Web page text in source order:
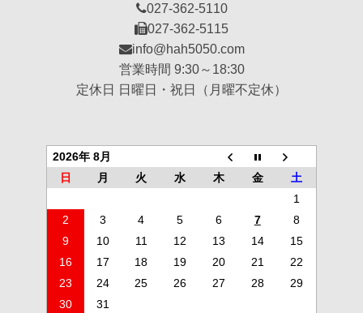
027-362-5110
027-362-5115
info@hah5050.com
営業時間 9:30～18:30
定休日 日曜日・祝日（月曜不定休）
2026年 8月
日
月 火 水 木 金
土
1
2
3 4 5 6 7
8
9
10 11 12 13 14
15
16
17 18 19 20 21
22
23
24 25 26 27 28
29
30
31